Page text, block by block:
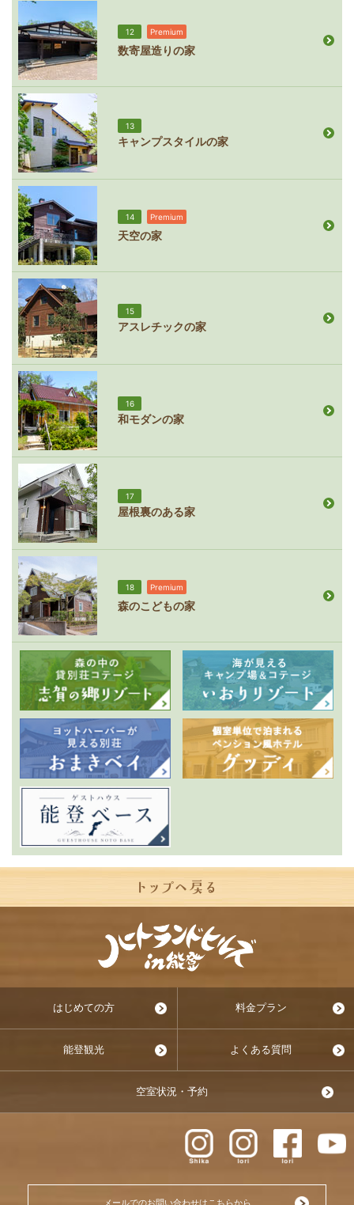
12 Premium
数寄屋造りの家
13
キャンプスタイルの家
14 Premium
天空の家
15
アスレチックの家
16
和モダンの家
17
屋根裏のある家
18 Premium
森のこどもの家
はじめての方 料金プラン
能登観光 よくある質問
空室状況・予約
メールでのお問い合わせはこちらから